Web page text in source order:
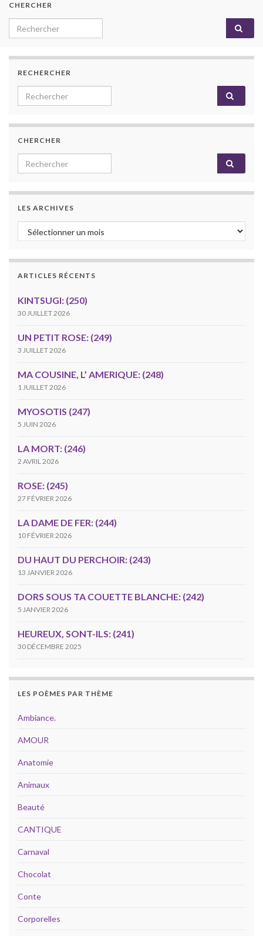
CHERCHER
Search for:
RECHERCHER
Search for:
CHERCHER
Search for:
LES ARCHIVES
Les archives
ARTICLES RÉCENTS
KINTSUGI: (250)
30 JUILLET 2026
UN PETIT ROSE: (249)
3 JUILLET 2026
MA COUSINE, L’ AMERIQUE: (248)
1 JUILLET 2026
MYOSOTIS (247)
5 JUIN 2026
LA MORT: (246)
2 AVRIL 2026
ROSE: (245)
27 FÉVRIER 2026
LA DAME DE FER: (244)
10 FÉVRIER 2026
DU HAUT DU PERCHOIR: (243)
13 JANVIER 2026
DORS SOUS TA COUETTE BLANCHE: (242)
5 JANVIER 2026
HEUREUX, SONT-ILS: (241)
30 DÉCEMBRE 2025
LES POÈMES PAR THÈME
Ambiance.
AMOUR
Anatomie
Animaux
Beauté
CANTIQUE
Carnaval
Chocolat
Conte
Corporelles